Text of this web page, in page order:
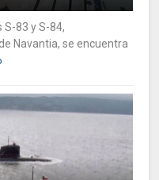
S-83 y S-84,
Navantia, se encuentra